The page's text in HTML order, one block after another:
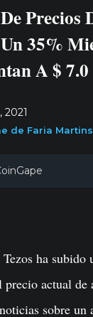
Precios
35%
A $ 7.0
de Faria
ha subido
precio actual de
sobre